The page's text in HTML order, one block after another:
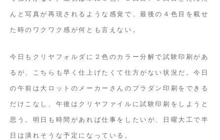
んと写真が再現されるような感覚で、最後の４色目を載せ
た時のワクワク感が何とも言えない。
今日もクリヤフォルダに２色のカラー分解で試験印刷があ
るが、こちらも早く仕上げたくて仕方がない状況だ。今日
の午前は大ロットのメーカーさんのプラダン印刷をできる
だけこなし、午後はクリヤファイルに試験印刷をしようと
思う。明日も時間があれば仕事をしたいが、日曜大工で半
日は潰れそうな予定になっている。